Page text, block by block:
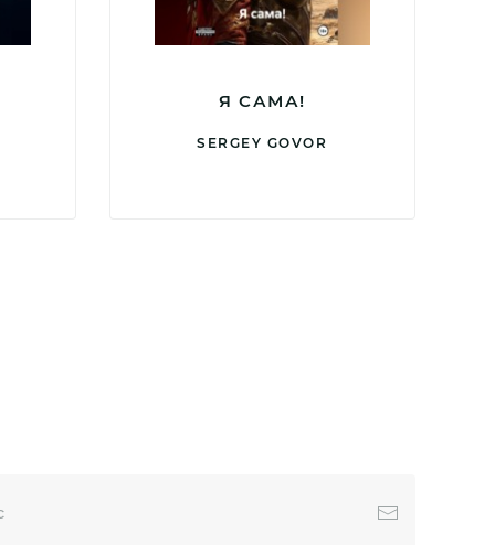
Я САМА!
SERGEY GOVOR